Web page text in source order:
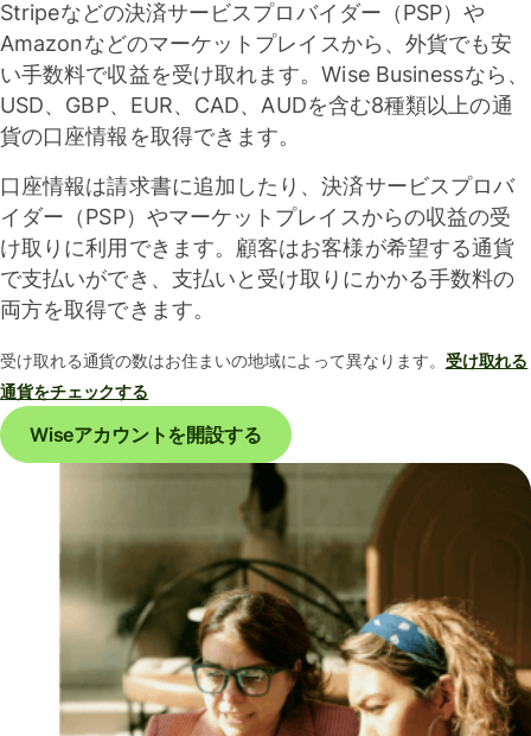
Stripeなどの決済サービスプロバイダー（PSP）や
Amazonなどのマーケットプレイスから、外貨でも安
い手数料で収益を受け取れます。Wise Businessなら、
USD、GBP、EUR、CAD、AUDを含む8種類以上の通
貨の口座情報を取得できます。
口座情報は請求書に追加したり、決済サービスプロバ
イダー（PSP）やマーケットプレイスからの収益の受
け取りに利用できます。顧客はお客様が希望する通貨
で支払いができ、支払いと受け取りにかかる手数料の
両方を取得できます。
受け取れる通貨の数はお住まいの地域によって異なります。 受け取れる
通貨をチェックする
Wiseアカウントを開設する